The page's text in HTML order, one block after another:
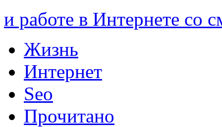
и работе в Интернете со
Жизнь
Интернет
Seo
Прочитано